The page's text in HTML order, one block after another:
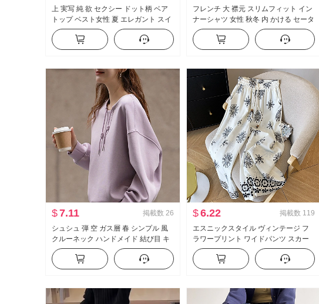
上 実写 純 欲 セクシー ドット柄 ベア
トップ ベスト女性 夏 エレガント スイ
ート 減齢 オフショルダー つぼみ トッ
プス シャツ
フレンチ 大 襟元 スリムフィット イン
ナーシャツ 女性 秋冬 内 かける セータ
ー 小柄 Vネック ニット長袖 トップス
$7.11 掲載数 26
シュシュ 弾 空 ガス層 春 シンプル 風
クルーネック ハンドメイド 結び目 キ
ャップ ロープ ワイドショルダー 型 小
柄 レディース スウェットシャツ
$6.22 掲載数 119
エスニックスタイル ヴィンテージ フ
ラワープリント ワイドパンツ スカー
ト 女性 夏 薄手 ハイウエスト ルーズフ
ィット スリム効果 ストレート 万能 カ
ジュアル ズボン